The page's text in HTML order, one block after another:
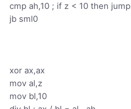
cmp ah,10 ; if z < 10 then jump
jb sml0
xor ax,ax
mov al,z
mov bl,10